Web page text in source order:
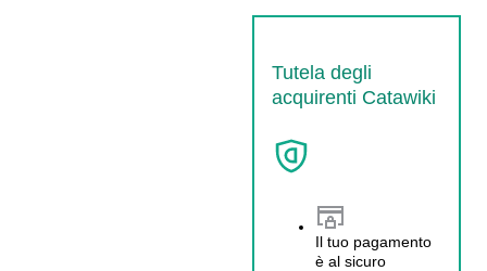
Tutela degli
acquirenti Catawiki
Il tuo pagamento
è al sicuro